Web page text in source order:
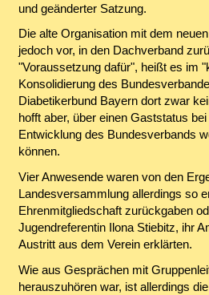
und geänderter Satzung.
Die alte Organisation mit dem
jedoch vor, in den Dachverband
"Voraussetzung dafür", heißt es im
Konsolidierung des
Diabetikerbund Bayern dort zwar
hofft aber, über einen Gaststatus
Entwicklung des Bundesverbands
können.
Vier Anwesende waren von den
Landesversammlung allerdings so
Ehrenmitgliedschaft zurückgaben
Jugendreferentin Ilona Stiebitz, ihr
Austritt aus dem Verein erklärten.
Wie aus Gesprächen mit
herauszuhören war, ist allerdings